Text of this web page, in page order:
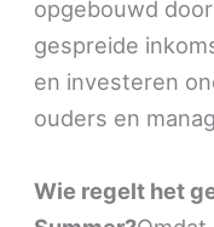
opgebouwd
gespreide
en investeren
ouders en
Wie regelt het